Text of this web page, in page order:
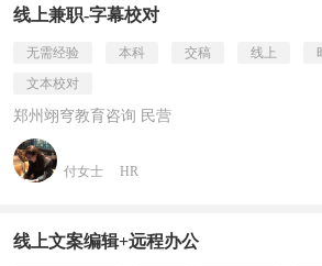
线上兼职-字幕校对
无需经验 本科 交稿 线上
文本校对
郑州翊穹教育咨询 民营
付女士 HR
线上文案编辑+远程办公